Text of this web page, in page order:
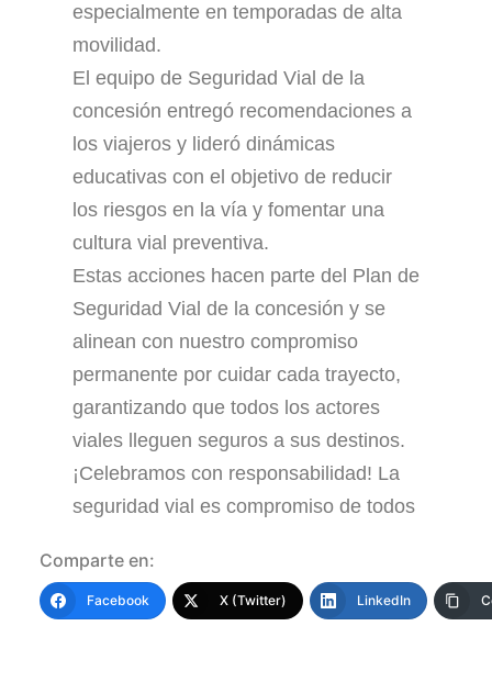
especialmente en temporadas de alta
movilidad.
El equipo de Seguridad Vial de la
concesión entregó recomendaciones a
los viajeros y lideró dinámicas
educativas con el objetivo de reducir
los riesgos en la vía y fomentar una
cultura vial preventiva.
Estas acciones hacen parte del Plan de
Seguridad Vial de la concesión y se
alinean con nuestro compromiso
permanente por cuidar cada trayecto,
garantizando que todos los actores
viales lleguen seguros a sus destinos.
¡Celebramos con responsabilidad! La
seguridad vial es compromiso de todos
Comparte en:
Facebook X (Twitter) LinkedIn